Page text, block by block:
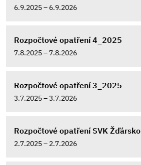
6.9.2025 – 6.9.2026
Rozpočtové opatření 4_2025
7.8.2025 – 7.8.2026
Rozpočtové opatření 3_2025
3.7.2025 – 3.7.2026
Rozpočtové opatření SVK
2.7.2025 – 2.7.2026